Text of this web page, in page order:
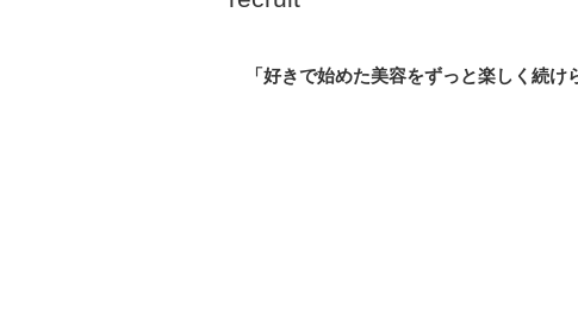
「好きで始めた美容をずっと楽しく続け